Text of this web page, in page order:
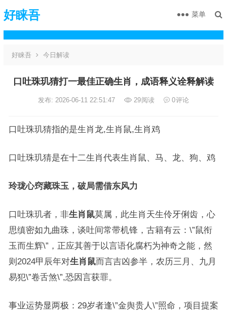
好睐吾 菜单
好睐吾 今日解读
口吐珠玑猜打一最佳正确生肖，成语释义诠释解读
发布: 2026-06-11 22:51:47 29阅读 0评论
口吐珠玑猜指的是生肖龙,生肖鼠,生肖鸡
口吐珠玑猜是在十二生肖代表生肖鼠、马、龙、狗、鸡
玲珑心窍藏珠玉，破局需借东风力
口吐珠玑者，非生肖鼠莫属，此生肖天生伶牙俐齿，心
思缜密如九曲珠，谈吐间常带机锋，古籍有云：\”鼠衔
玉而生辉\”，正应其善于以言语化腐朽为神奇之能，然
则2024甲辰年对生肖鼠而言吉凶参半，农历三月、九月
易犯\”卷舌煞\”,恐因言获罪。
事业运势显两极：29岁者逢\”金舆贵人\”照命，项目提案